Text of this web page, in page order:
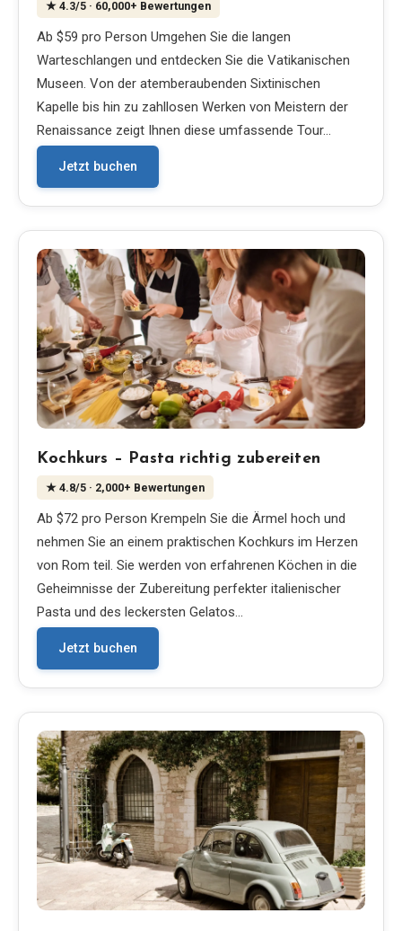
★ 4.3/5 · 60,000+ Bewertungen
Ab $59 pro Person Umgehen Sie die langen
Warteschlangen und entdecken Sie die Vatikanischen
Museen. Von der atemberaubenden Sixtinischen
Kapelle bis hin zu zahllosen Werken von Meistern der
Renaissance zeigt Ihnen diese umfassende Tour…
Jetzt buchen
Kochkurs – Pasta richtig zubereiten
★ 4.8/5 · 2,000+ Bewertungen
Ab $72 pro Person Krempeln Sie die Ärmel hoch und
nehmen Sie an einem praktischen Kochkurs im Herzen
von Rom teil. Sie werden von erfahrenen Köchen in die
Geheimnisse der Zubereitung perfekter italienischer
Pasta und des leckersten Gelatos…
Jetzt buchen